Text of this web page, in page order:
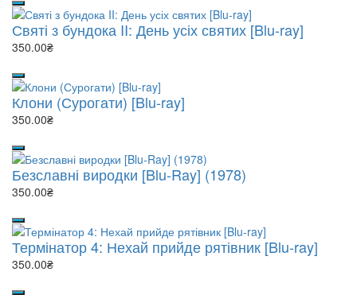
Святі з бундока II: День усіх святих [Blu-ray]
350.00₴
Клони (Сурогати) [Blu-ray]
350.00₴
Безславні виродки [Blu-Ray] (1978)
350.00₴
Термінатор 4: Нехай прийде рятівник [Blu-ray]
350.00₴